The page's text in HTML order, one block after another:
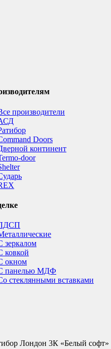
производители
Doors
континент
door
зеркалом
ковкой
окном
панелью МДФ
стеклянными вставками
Лондон 3К «Белый софт»